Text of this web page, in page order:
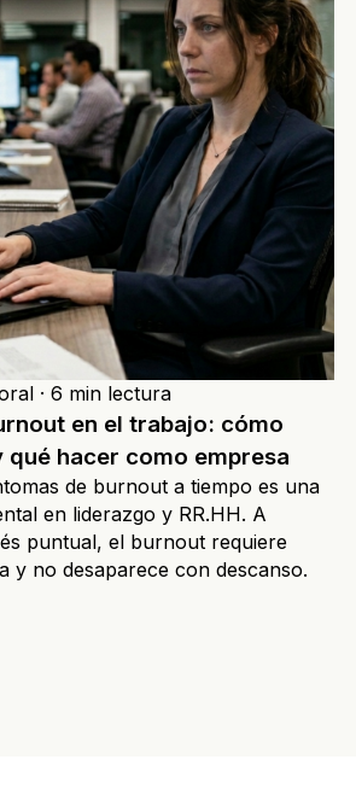
· 6 min lectura
en el trabajo: cómo
hacer como empresa
de burnout a tiempo es una
en liderazgo y RR.HH. A
puntual, el burnout requiere
y no desaparece con descanso.